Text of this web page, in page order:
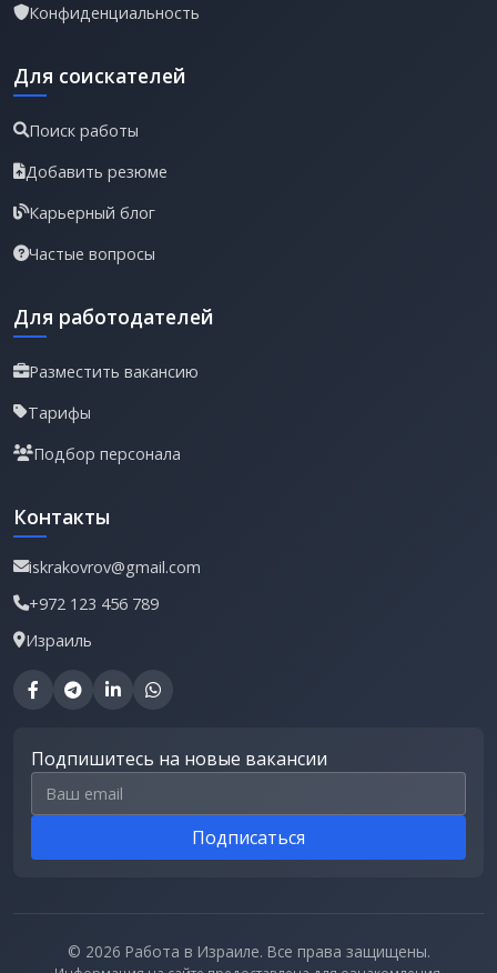
Конфиденциальность
Для соискателей
Поиск работы
Добавить резюме
Карьерный блог
Частые вопросы
Для работодателей
Разместить вакансию
Тарифы
Подбор персонала
Контакты
iskrakovrov@gmail.com
+972 123 456 789
Израиль
Подпишитесь на новые вакансии
Email для подписки
Подписаться
© 2026 Работа в Израиле. Все права защищены.